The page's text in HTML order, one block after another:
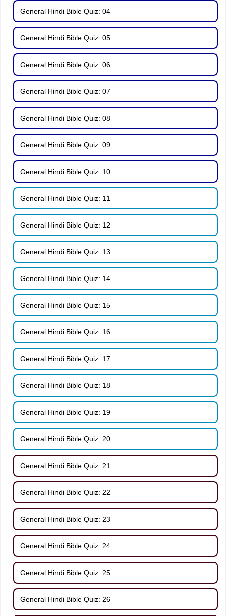
General Hindi Bible Quiz: 04
General Hindi Bible Quiz: 05
General Hindi Bible Quiz: 06
General Hindi Bible Quiz: 07
General Hindi Bible Quiz: 08
General Hindi Bible Quiz: 09
General Hindi Bible Quiz: 10
General Hindi Bible Quiz: 11
General Hindi Bible Quiz: 12
General Hindi Bible Quiz: 13
General Hindi Bible Quiz: 14
General Hindi Bible Quiz: 15
General Hindi Bible Quiz: 16
General Hindi Bible Quiz: 17
General Hindi Bible Quiz: 18
General Hindi Bible Quiz: 19
General Hindi Bible Quiz: 20
General Hindi Bible Quiz: 21
General Hindi Bible Quiz: 22
General Hindi Bible Quiz: 23
General Hindi Bible Quiz: 24
General Hindi Bible Quiz: 25
General Hindi Bible Quiz: 26